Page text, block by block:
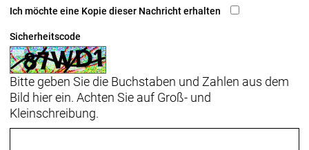
Ich möchte eine Kopie dieser Nachricht erhalten
Sicherheitscode
Bitte geben Sie die Buchstaben und Zahlen aus dem
Bild hier ein. Achten Sie auf Groß- und
Kleinschreibung.